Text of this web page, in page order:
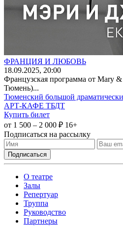
ФРАНЦИЯ И ЛЮБОВЬ
18.09.2025, 20:00
Французская программа от Mary
Тюмень)...
Тюменский большой
АРТ-КАФЕ ТБДТ
Купить билет
от 1 500 – 2 000 ₽ 16+
Подписаться на рассылку
О театре
Залы
Репертуар
Труппа
Руководство
Партнеры